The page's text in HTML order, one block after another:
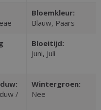
Bloemkleur:
Blauw, Paars
Bloeitijd:
Juni, Juli
/
Wintergroen:
Nee